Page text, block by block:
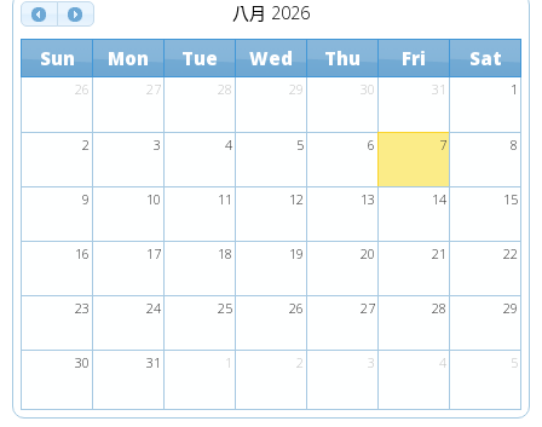
八月 2026
Sun Mon Tue Wed Thu Fri Sat
26 27 28 29 30 31 1
2 3 4 5 6 7 8
9 10 11 12 13 14 15
16 17 18 19 20 21 22
23 24 25 26 27 28 29
30 31 1 2 3 4 5